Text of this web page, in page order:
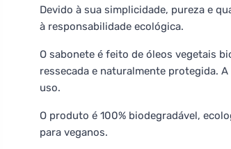
Devido à sua simplicidade, pureza e
à responsabilidade ecológica.
O sabonete é feito de óleos vegetais
ressecada e naturalmente protegida.
uso.
O produto é 100% biodegradável,
para veganos.